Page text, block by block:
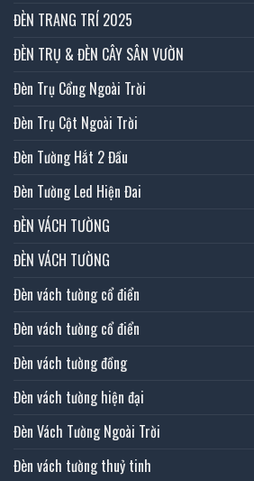
ĐÈN TRANG TRÍ 2025
ĐÈN TRỤ & ĐÈN CÂY SÂN VƯỜN
Đèn Trụ Cổng Ngoài Trời
Đèn Trụ Cột Ngoài Trời
Đèn Tường Hắt 2 Đầu
Đèn Tường Led Hiện Đai
ĐÈN VÁCH TƯỜNG
ĐÈN VÁCH TƯỜNG
Đèn vách tường cổ điển
Đèn vách tường cổ điển
Đèn vách tường đồng
Đèn vách tường hiện đại
Đèn Vách Tường Ngoài Trời
Đèn vách tường thuỷ tinh